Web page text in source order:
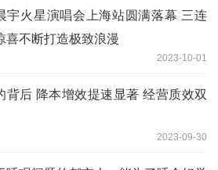
宇火星演唱会上海站圆满落幕 三连
喜不断打造极致浪漫
2023-10-01
背后 降本增效提速显著 经营质效双
2023-09-30